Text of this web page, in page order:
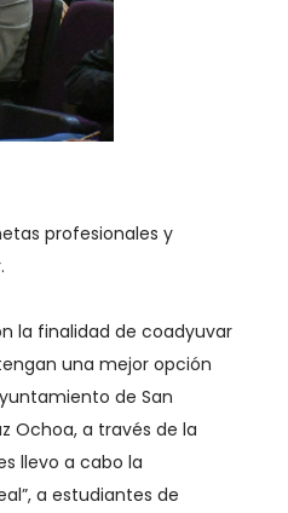
profesionales y
la finalidad de coadyuvar
una mejor opción
de San
Ochoa, a través de la
llevo a cabo la
a estudiantes de